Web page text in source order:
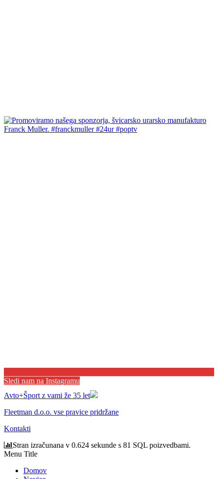
Sledi nam na Instagramu
Avto+Šport z vami že 35 let
Fleetman d.o.o. vse pravice pridržane
Kontakti
Stran izračunana v 0.624 sekunde s 81 SQL poizvedbami.
Menu Title
Domov